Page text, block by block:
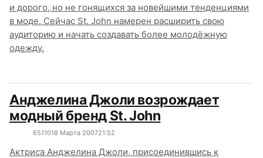
и дорого, но не гонящихся за новейшими тенденциями
в моде. Сейчас St. John намерен расширить свою
аудиторию и начать создавать более молодёжную
одежду.
Анджелина Джоли возрождает
модный бренд St. John
6511018 Марта 200721:52
Актриса Анджелина Джоли, присоединившись к